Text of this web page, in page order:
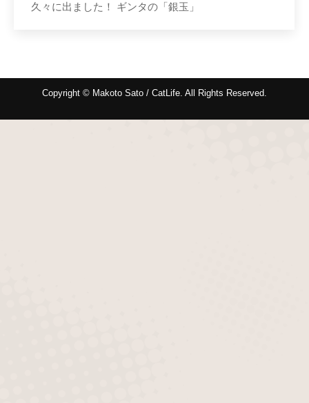
久々に出ました！ ギンタの「銀玉」
Copyright © Makoto Sato / CatLife. All Rights Reserved.